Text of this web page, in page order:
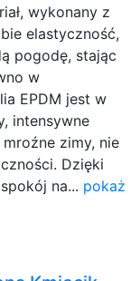
wykonany z
elastyczność,
pogodę, stając
w
EPDM jest w
intensywne
zimy, nie
Dzięki
na... pokaż